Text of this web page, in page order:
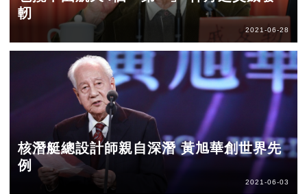
軔
2021-06-28
核潛艇總設計師親自深潛 黃旭華創世界先
例
2021-06-03